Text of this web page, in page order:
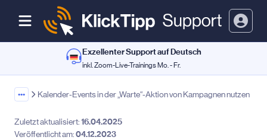
Exzellenter Support auf Deutsch
inkl. Zoom-Live-Trainings Mo. - Fr.
••• Kalender-Events in der „Warte“-Aktion von Kampagnen nutzen
Zuletzt aktualisiert:16.04.2025
Veröffentlicht am:04.12.2023